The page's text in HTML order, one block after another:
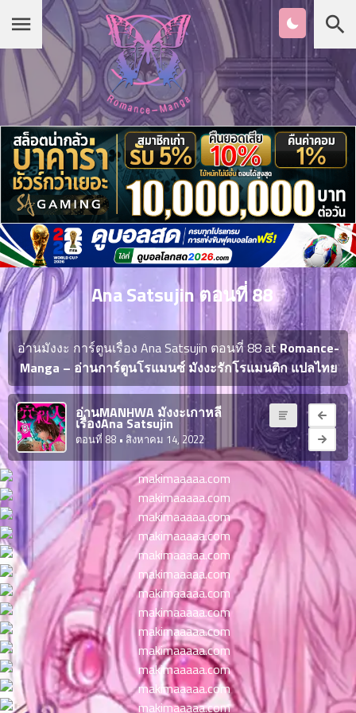
หน้าแรก
หมวดมังงะ
เกาหลี
รายชื่อมังงะ Romance
จีน
ญี่ปุ่น
จบแล้ว
มังงะ NTR
บุ๊กมาร์ก
อ่านมังงะ
Ana Satsujin ตอนที่ 88
อ่านมังงะ การ์ตูนเรื่อง Ana Satsujin ตอนที่ 88 atRomance-
Manga – อ่านการ์ตูนโรแมนซ์ มังงะรักโรแมนติก แปลไทย
อ่านMANHWA มังงะเกาหลี
เรื่องAna Satsujin
ตอนที่ 88 • สิงหาคม 14, 2022
Chapter
List
1
ตอน
น
2
ตอน
ที่
น
3
ตอน
ที่
ม
4
ตอน
ที่
ม
5
ตอน
ที่
6
ตอน
ที่
น
7
ตอน
ที่
น
8
ตอน
ที่
น
9
ตอน
ที่
น
10